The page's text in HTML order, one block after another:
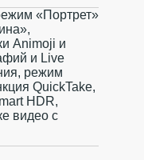
«Портрет»
Animoji и
и Live
режим
QuickTake,
HDR,
видео с